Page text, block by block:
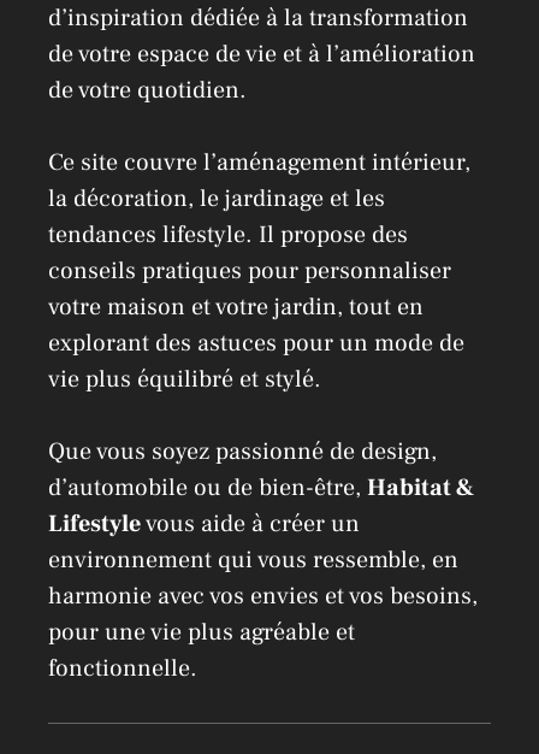
d’inspiration dédiée à la transformation
de votre espace de vie et à l’amélioration
de votre quotidien.
Ce site couvre l’aménagement intérieur,
la décoration, le jardinage et les
tendances lifestyle. Il propose des
conseils pratiques pour personnaliser
votre maison et votre jardin, tout en
explorant des astuces pour un mode de
vie plus équilibré et stylé.
Que vous soyez passionné de design,
d’automobile ou de bien-être, Habitat &
Lifestylevous aide à créer un
environnement qui vous ressemble, en
harmonie avec vos envies et vos besoins,
pour une vie plus agréable et
fonctionnelle.